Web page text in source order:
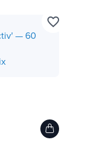
favorite_border